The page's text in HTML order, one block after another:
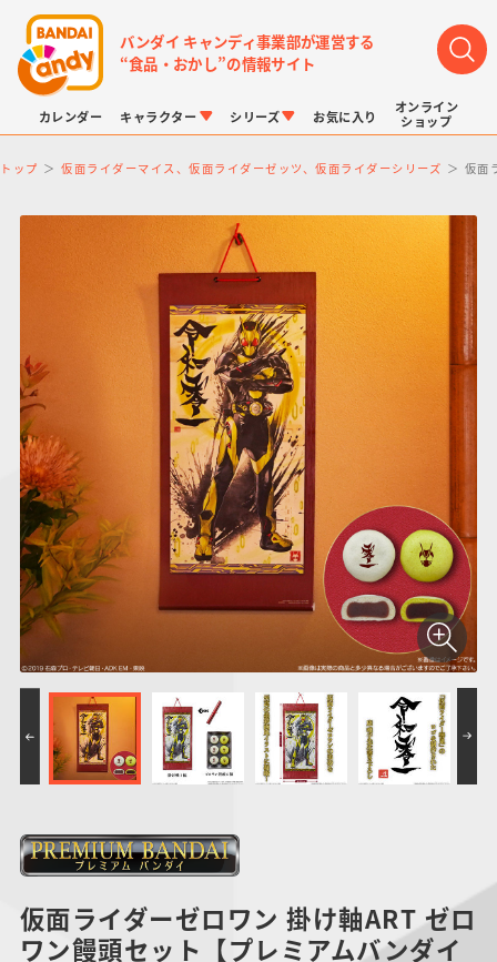
バンダイ キャンディ事業部が運営する
“食品・おかし”の情報サイト
カレンダー キャラクター
仮面ライダーシリー
ズ
PROJECT R.E.D.・
スーパー戦隊シリー
ズ
プリキュアシリーズ
ガンダムシリーズ
ポケットモンスター
ドラゴンボール
アンパンマン
サンリオキャラクタ
ーズ
たまご
シリーズ
キャラパキ
つりグミ
にふぉるめーしょん
＆スクエアシール
SMPシリーズ
ポケモンキッズ
ポケモンスケールワ
ールド
キャラデコ
お気に入り
オンライン
ショップ
トップ 仮面ライダーマイス、仮面ライダーゼッツ、仮面ライダーシリーズ 仮面
仮面ライダーゼロワン 掛け軸ART ゼロ
ワン饅頭セット【プレミアムバンダイ